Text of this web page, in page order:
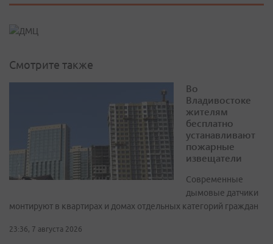
Смотрите также
Во
Владивостоке
жителям
бесплатно
устанавливают
пожарные
извещатели
Современные
дымовые датчики
монтируют в квартирах и домах отдельных категорий граждан
23:36, 7 августа 2026